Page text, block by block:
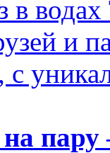
в
и
пару